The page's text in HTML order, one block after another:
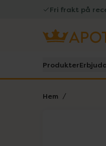
Fri frakt på
Produkter
Hem